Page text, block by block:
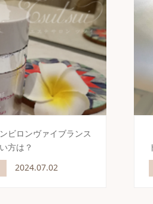
ビロンヴァイブランス
方は？
2024.07.02